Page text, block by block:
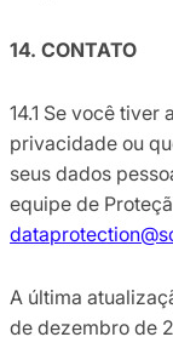
14. CONTATO
14.1 Se você
privacidade ou
seus dados
equipe de
A última
de dezembro de